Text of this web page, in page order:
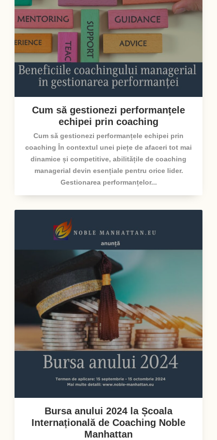
Cum să gestionezi performanțele
echipei prin coaching
Cum să gestionezi performanțele echipei prin
coaching În contextul unei piețe de afaceri tot mai
dinamice și competitive, abilitățile de coaching
managerial devin esențiale pentru orice lider.
Gestionarea performanțelor...
Bursa anului 2024 la Școala
Internațională de Coaching Noble
Manhattan